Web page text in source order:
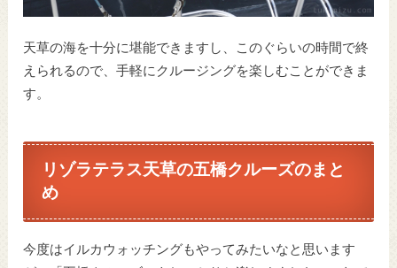
天草の海を十分に堪能できますし、このぐらいの時間で終
えられるので、手軽にクルージングを楽しむことができま
す。
リゾラテラス天草の五橋クルーズのまと
め
今度はイルカウォッチングもやってみたいなと思います